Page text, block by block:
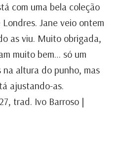
com uma bela coleção
Jane veio ontem
as viu. Muito obrigada,
muito bem… só um
na altura do punho, mas
ajustando-as.
trad. Ivo Barroso |